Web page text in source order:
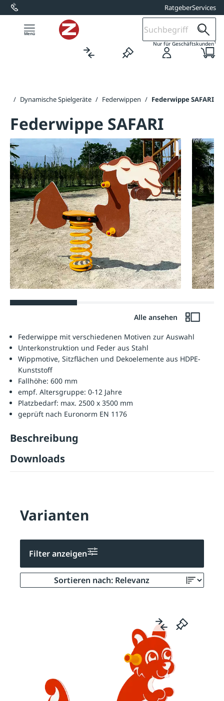
springen RatgeberServices
Nur für Geschäftskunden1
/ Dynamische Spielgeräte / Federwippen / Federwippe SAFARI
Federwippe SAFARI
Alle ansehen
Federwippe mit verschiedenen Motiven zur Auswahl
Unterkonstruktion und Feder aus Stahl
Wippmotive, Sitzflächen und Dekoelemente aus HDPE-
Kunststoff
Fallhöhe: 600 mm
empf. Altersgruppe: 0-12 Jahre
Platzbedarf: max. 2500 x 3500 mm
geprüft nach Euronorm EN 1176
Beschreibung
Downloads
Varianten
Filter anzeigen